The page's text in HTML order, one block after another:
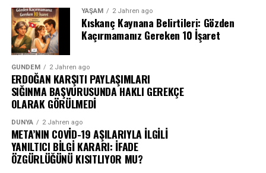
YAŞAM 2 Jahren ago
Kıskanç Kaynana Belirtileri: Gözden
Kaçırmamanız Gereken 10 İşaret
GÜNDEM 2 Jahren ago
ERDOĞAN KARŞITI PAYLAŞIMLARI
SIĞINMA BAŞVURUSUNDA HAKLI GEREKÇE
OLARAK GÖRÜLMEDİ
DÜNYA 2 Jahren ago
META’NIN COVİD-19 AŞILARIYLA İLGİLİ
YANILTICI BİLGİ KARARI: İFADE
ÖZGÜRLÜĞÜNÜ KISITLIYOR MU?